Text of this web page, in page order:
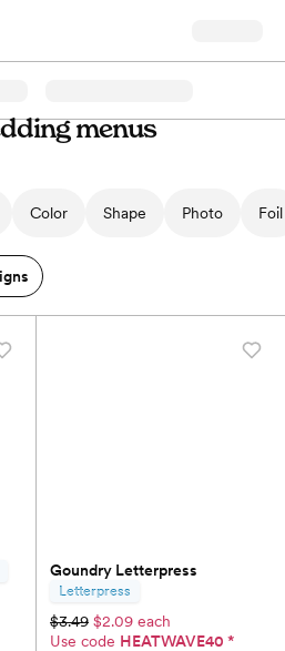
menus
Color Shape Photo Foil
Goundry Letterpress
Letterpress
$3.49 $2.09 each
Use code HEATWAVE40 *